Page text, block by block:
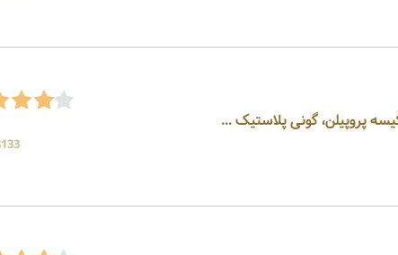
پروپیلن، گونی پلاستیک ...
8133